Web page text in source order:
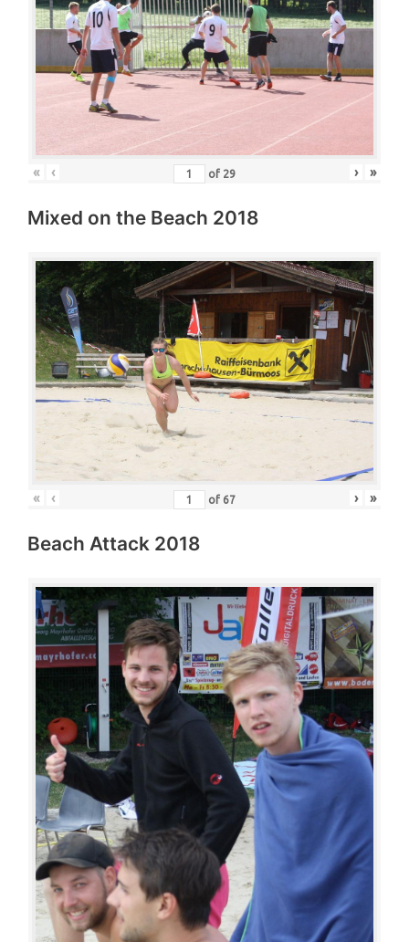
« ‹ of 29 › »
Mixed on the Beach 2018
« ‹ of 67 › »
Beach Attack 2018